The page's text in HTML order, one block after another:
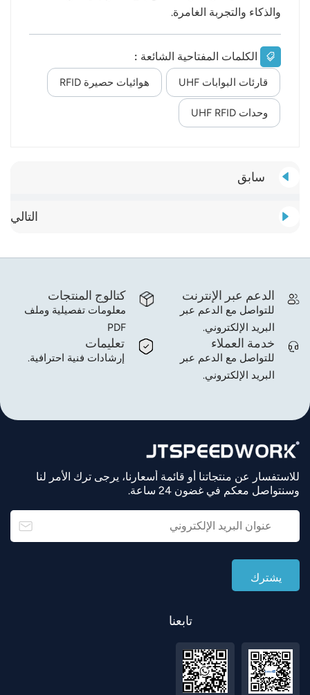
والذكاء والتجربة الغامرة.
الكلمات المفتاحية الشائعة :
قارئات البوابات UHF هوائيات حصيرة RFID
وحدات UHF RFID
سابق
التالي
كتالوج المنتجات
معلومات تفصيلية وملف
PDF
الدعم عبر الإنترنت
للتواصل مع الدعم عبر
البريد الإلكتروني.
تعليمات
إرشادات فنية احترافية.
خدمة العملاء
للتواصل مع الدعم عبر
البريد الإلكتروني.
للاستفسار عن منتجاتنا أو قائمة أسعارنا، يرجى ترك الأمر لنا
وسنتواصل معكم في غضون 24 ساعة.
تابعنا